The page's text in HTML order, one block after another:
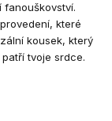
fanouškovství.
které
kousek, který
tvoje srdce.